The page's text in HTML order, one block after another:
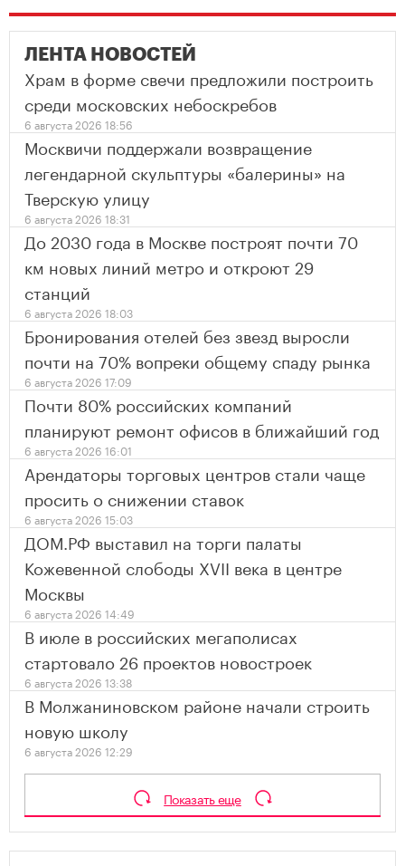
ЛЕНТА НОВОСТЕЙ
Храм в форме свечи предложили построить
среди московских небоскребов
6 августа 2026 18:56
Москвичи поддержали возвращение
легендарной скульптуры «балерины» на
Тверскую улицу
6 августа 2026 18:31
До 2030 года в Москве построят почти 70
км новых линий метро и откроют 29
станций
6 августа 2026 18:03
Бронирования отелей без звезд выросли
почти на 70% вопреки общему спаду рынка
6 августа 2026 17:09
Почти 80% российских компаний
планируют ремонт офисов в ближайший год
6 августа 2026 16:01
Арендаторы торговых центров стали чаще
просить о снижении ставок
6 августа 2026 15:03
ДОМ.РФ выставил на торги палаты
Кожевенной слободы XVII века в центре
Москвы
6 августа 2026 14:49
В июле в российских мегаполисах
стартовало 26 проектов новостроек
6 августа 2026 13:38
В Молжаниновском районе начали строить
новую школу
6 августа 2026 12:29
Показать еще